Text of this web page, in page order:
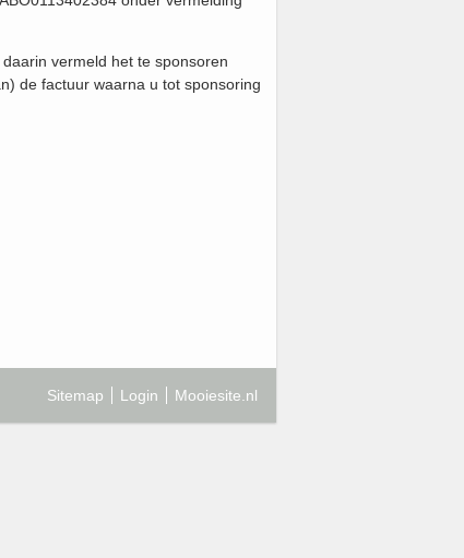
vermeld het te sponsoren
de factuur waarna u tot sponsoring
Sitemap Login Mooiesite.nl